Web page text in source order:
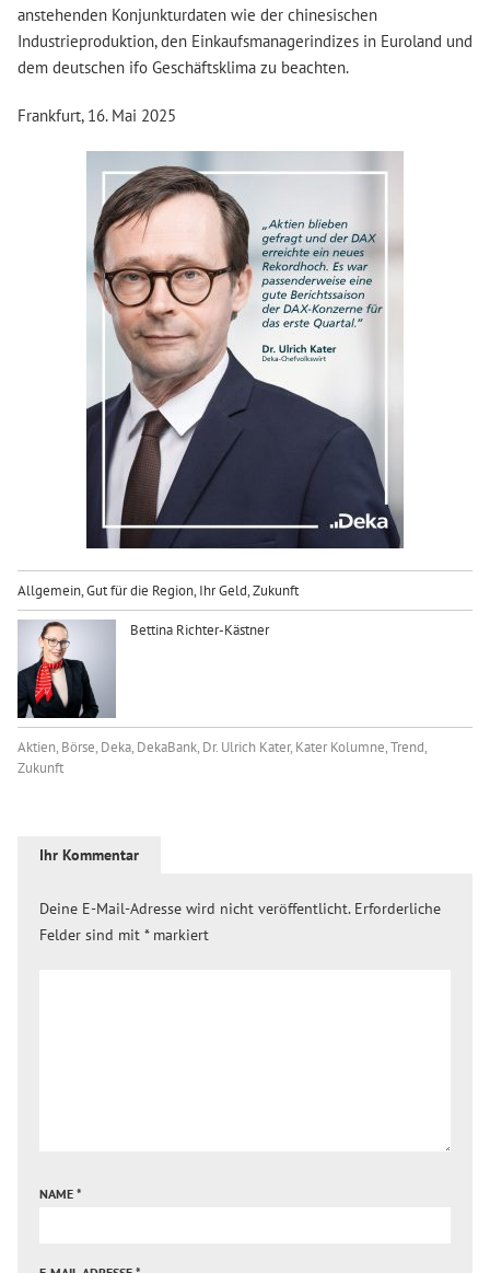
anstehenden Konjunkturdaten wie der chinesischen
Industrieproduktion, den Einkaufsmanagerindizes in Euroland und
dem deutschen ifo Geschäftsklima zu beachten.
Frankfurt, 16. Mai 2025
Allgemein,Gut für die Region, Ihr Geld,Zukunft
Bettina Richter-Kästner
Aktien, Börse, Deka, DekaBank, Dr. Ulrich Kater, Kater Kolumne,Trend,
Zukunft
Ihr Kommentar
Deine E-Mail-Adresse wird nicht veröffentlicht. Erforderliche
Felder sind mit *markiert
NAME *